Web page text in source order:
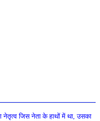
नेतृत्व जिस नेता के हाथों में था, उसका